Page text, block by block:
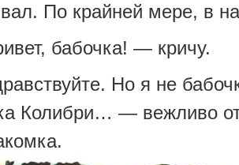
По крайней мере, в
бабочка! — кричу.
Но я не
Колибри… — вежливо